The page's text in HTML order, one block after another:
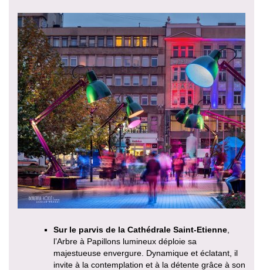
Sur le parvis de la Cathédrale Saint-Etienne
l’Arbre à Papillons lumineux déploie sa
majestueuse envergure. Dynamique et éclatant, il
invite à la contemplation et à la détente grâce à son